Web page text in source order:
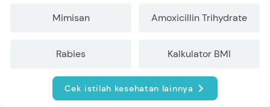
Mimisan Amoxicillin Trihydrate
Rabies Kalkulator BMI
Cek istilah kesehatan lainnya